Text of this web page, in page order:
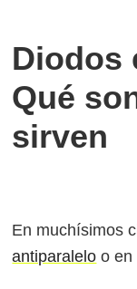
Diodos
Qué
sirven
En muchísimos
antiparalelo o en